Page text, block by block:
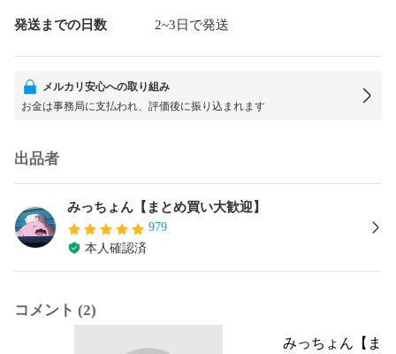
発送までの日数 2~3日で発送
メルカリ安心への取り組み
お金は事務局に支払われ、評価後に振り込まれます
出品者
みっちょん【まとめ買い大歓迎】
979
本人確認済
コメント (2)
みっちょん【ま